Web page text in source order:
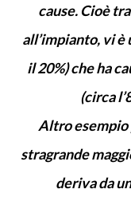
cause. Cioè
all’impianto, vi è
il 20%) che ha
(circa
Altro esempio
stragrande
deriva da